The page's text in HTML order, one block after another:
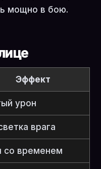
мощно в бою.
Эффект
урон
врага
со временем